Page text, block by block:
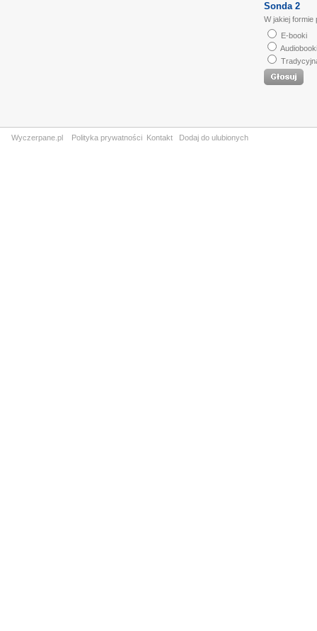
Sonda 2
W jakiej formie
E-booki
Audiobooki
Wyczerpane.pl Polityka prywatności Kontakt Dodaj do ulubionych